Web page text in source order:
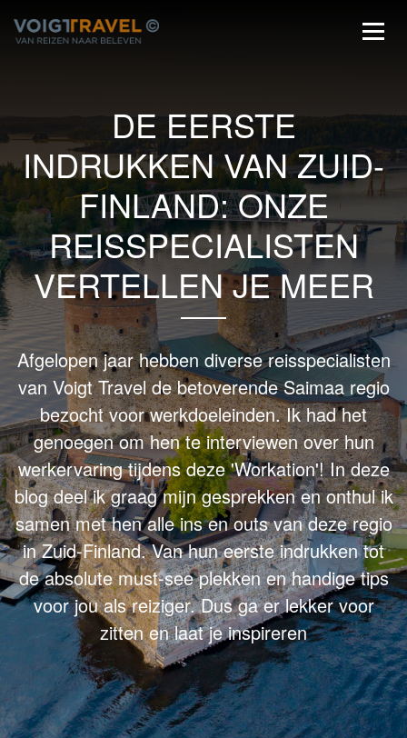
DE EERSTE
INDRUKKEN VAN ZUID-
FINLAND: ONZE
REISSPECIALISTEN
VERTELLEN JE MEER
Afgelopen jaar hebben diverse reisspecialisten
van Voigt Travel de betoverende Saimaa regio
bezocht voor werkdoeleinden. Ik had het
genoegen om hen te interviewen over hun
werkervaring tijdens deze 'Workation'! In deze
blog deel ik graag mijn gesprekken en onthul ik
samen met hen alle ins en outs van deze regio
in Zuid-Finland. Van hun eerste indrukken tot
de absolute must-see plekken en handige tips
voor jou als reiziger. Dus ga er lekker voor
zitten en laat je inspireren